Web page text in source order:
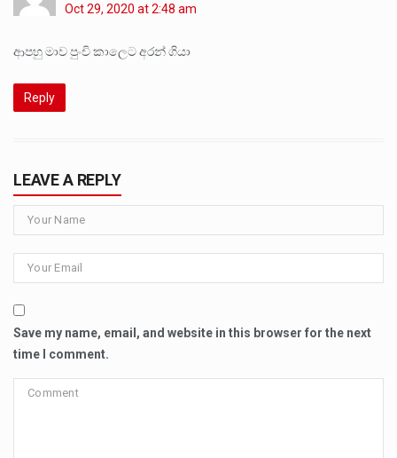
Oct 29, 2020 at 2:48 am
ආපහු මාව පුංචි කාලෙට අරන් ගියා
Reply
LEAVE A REPLY
Save my name, email, and website in this browser for the next
time I comment.